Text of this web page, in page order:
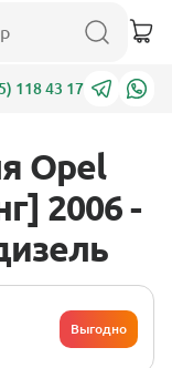
118 43 17
Opel
2006 -
Выгодно